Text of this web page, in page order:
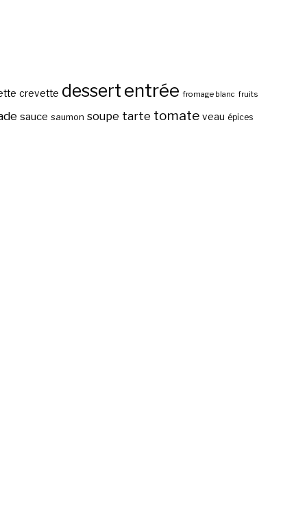
crevette dessert entrée fromage blanc fruits
sauce saumon soupe tarte tomate veau épices